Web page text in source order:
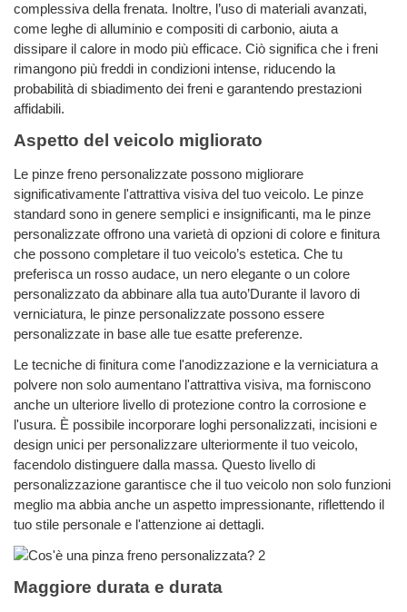
complessiva della frenata. Inoltre, l’uso di materiali avanzati,
come leghe di alluminio e compositi di carbonio, aiuta a
dissipare il calore in modo più efficace. Ciò significa che i freni
rimangono più freddi in condizioni intense, riducendo la
probabilità di sbiadimento dei freni e garantendo prestazioni
affidabili.
Aspetto del veicolo migliorato
Le pinze freno personalizzate possono migliorare
significativamente l'attrattiva visiva del tuo veicolo. Le pinze
standard sono in genere semplici e insignificanti, ma le pinze
personalizzate offrono una varietà di opzioni di colore e finitura
che possono completare il tuo veicolo’s estetica. Che tu
preferisca un rosso audace, un nero elegante o un colore
personalizzato da abbinare alla tua auto’Durante il lavoro di
verniciatura, le pinze personalizzate possono essere
personalizzate in base alle tue esatte preferenze.
Le tecniche di finitura come l'anodizzazione e la verniciatura a
polvere non solo aumentano l'attrattiva visiva, ma forniscono
anche un ulteriore livello di protezione contro la corrosione e
l'usura. È possibile incorporare loghi personalizzati, incisioni e
design unici per personalizzare ulteriormente il tuo veicolo,
facendolo distinguere dalla massa. Questo livello di
personalizzazione garantisce che il tuo veicolo non solo funzioni
meglio ma abbia anche un aspetto impressionante, riflettendo il
tuo stile personale e l'attenzione ai dettagli.
Maggiore durata e durata